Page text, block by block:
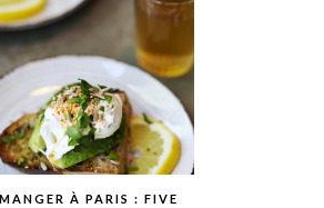
À PARIS : FIVE